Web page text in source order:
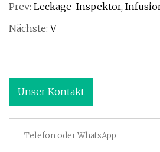
Prev: Leckage-Inspektor,
Nächste:V
Unser Kontakt